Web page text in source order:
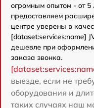
огромным опытом - от 5
предоставляем
центре уверены в
[dataset:services:name]
дешевле при
заказа звонка.
выезде, если не
оборудования и
таких случаях наш